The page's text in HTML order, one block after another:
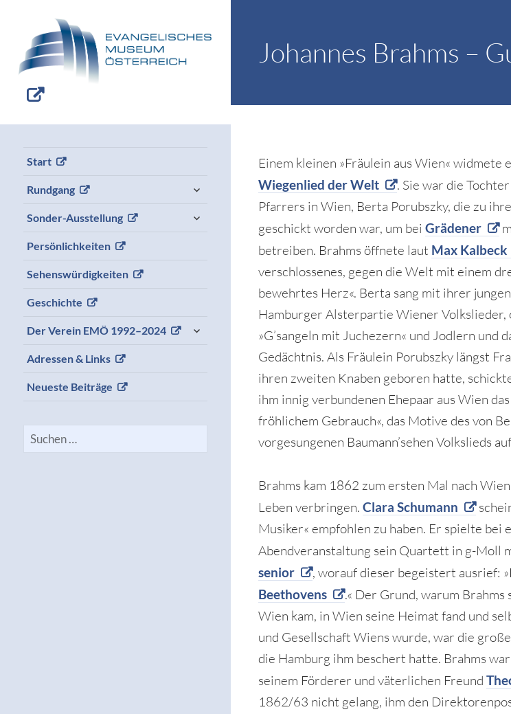
Johannes Brahms –
Start
Rundgang
Sonder-Ausstellung
Persönlichkeiten
Sehenswürdigkeiten
Geschichte
Der Verein EMÖ 1992–2024
Adressen & Links
Neueste Beiträge
Suchen
Einem kleinen »Fräulein aus Wien« widmete
Wiegenlied der Welt
. Sie war die
Pfarrers in Wien, Berta Porubszky, die zu
geschickt worden war, um beiGrädener
betreiben. Brahms öffnete laut Max Kalbeck
verschlossenes, gegen die Welt mit einem
bewehrtes Herz«. Berta sang mit ihrer
Hamburger Alsterpartie Wiener
»G’sangeln mit Juchezern« und Jodlern und
Gedächtnis. Als Fräulein Porubszky längst
ihren zweiten Knaben geboren hatte,
ihm innig verbundenen Ehepaar aus Wien
fröhlichem Gebrauch«, das Motive des von
vorgesungenen Baumann’sehen Volkslieds
Brahms kam 1862 zum ersten Mal nach
Leben verbringen.Clara Schumann
Musiker« empfohlen zu haben. Er spielte bei
Abendveranstaltung sein Quartett in g-Moll
senior
, worauf dieser begeistert ausrief:
Beethovens
.« Der Grund, warum
Wien kam, in Wien seine Heimat fand und
und Gesellschaft Wiens wurde, war die
die Hamburg ihm beschert hatte. Brahms
seinem Förderer und väterlichen Freund
1862/63 nicht gelang, ihm den